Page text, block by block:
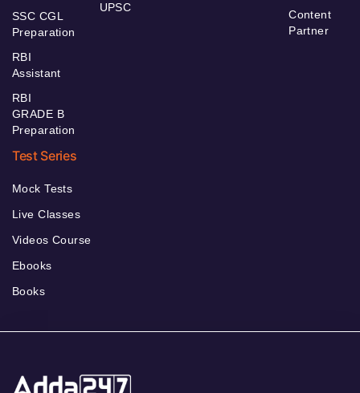
SSC CGL
Preparation
RBI
Assistant
RBI
GRADE B
Preparation
UPSC
Content
Partner
Test Series
Mock Tests
Live Classes
Videos Course
Ebooks
Books